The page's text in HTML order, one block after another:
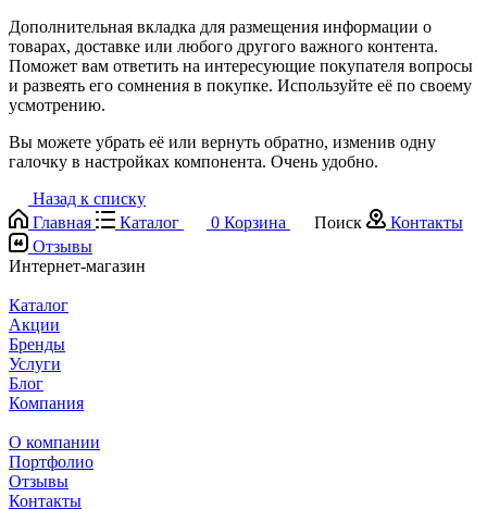
Дополнительная вкладка для размещения информации о
товарах, доставке или любого другого важного контента.
Поможет вам ответить на интересующие покупателя вопросы
и развеять его сомнения в покупке. Используйте её по своему
усмотрению.
Вы можете убрать её или вернуть обратно, изменив одну
галочку в настройках компонента. Очень удобно.
Назад к списку
Главная
Каталог 0 Корзина Поиск
Контакты
Отзывы
Интернет-магазин
Каталог
Акции
Бренды
Услуги
Блог
Компания
О компании
Портфолио
Отзывы
Контакты